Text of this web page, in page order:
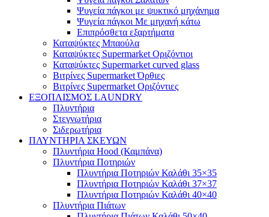
Ψυγεία πάγκοι με ψυκτικό μηχάνημα
Ψυγεία πάγκοι Με μηχανή κάτω
Επιπρόσθετα εξαρτήματα
Καταψύκτες Μπαούλα
Καταψύκτες Supermarket Οριζόντιοι
Καταψύκτες Supermarket curved glass
Βιτρίνες Supermarket Όρθιες
Βιτρίνες Supermarket Οριζόντιες
ΕΞΟΠΛΙΣΜΟΣ LAUNDRY
Πλυντήρια
Στεγνωτήρια
Σιδερωτήρια
ΠΛΥΝΤΗΡΙΑ ΣΚΕΥΩΝ
Πλυντήρια Hood (Καμπάνα)
Πλυντήρια Ποτηριών
Πλυντήρια Ποτηριών Καλάθι 35×35
Πλυντήρια Ποτηριών Καλάθι 37×37
Πλυντήρια Ποτηριών Καλάθι 40×40
Πλυντήρια Πιάτων